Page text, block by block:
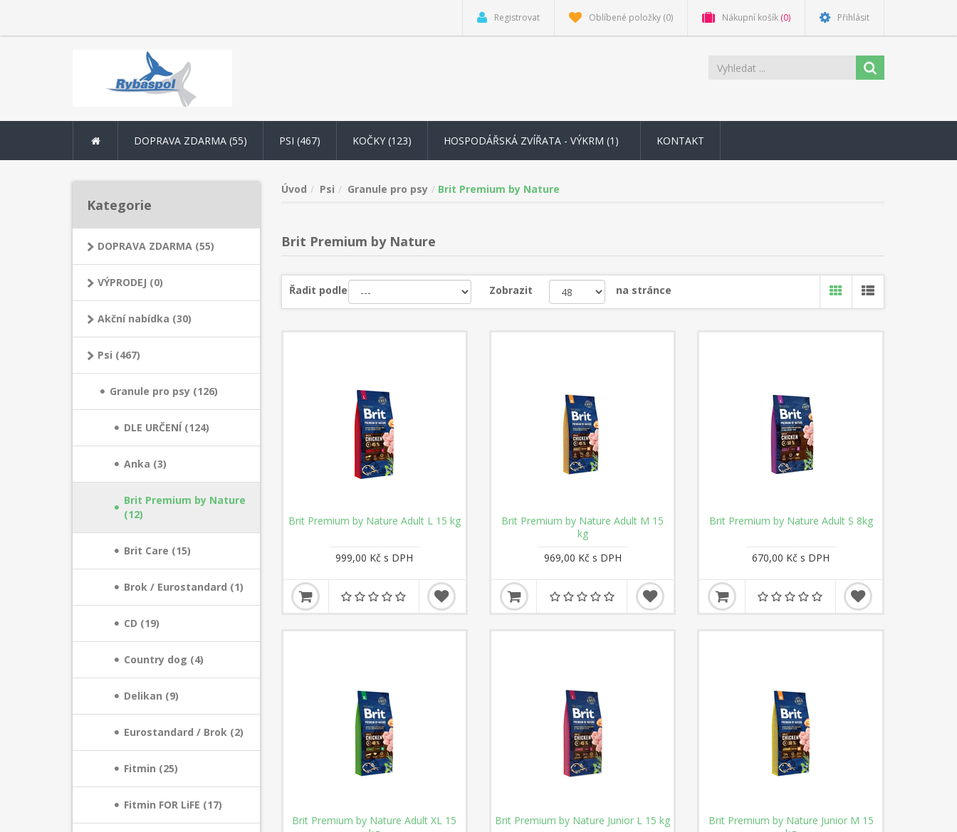
Registrovat Oblíbené položky (0) Nákupní košík (0) Přihlásit
DOPRAVA ZDARMA (55) PSI (467) KOČKY (123) HOSPODÁŘSKÁ ZVÍŘATA - VÝKRM (1) KONTAKT
Kategorie
DOPRAVA ZDARMA (55)
VÝPRODEJ (0)
Akční nabídka (30)
Psi (467)
Granule pro psy (126)
DLE URČENÍ (124)
Anka (3)
Brit Premium by Nature
(12)
Brit Care (15)
Brok / Eurostandard (1)
CD (19)
Country dog (4)
Delikan (9)
Eurostandard / Brok (2)
Fitmin (25)
Fitmin FOR LiFE (17)
Úvod Psi Granule pro psy Brit Premium by Nature
Brit Premium by Nature
Řadit podle Zobrazit na stránce
Brit Premium by Nature Adult L 15 kg
999,00 Kč s DPH
Brit Premium by Nature Adult M 15
kg
969,00 Kč s DPH
Brit Premium by Nature Adult S 8kg
670,00 Kč s DPH
Brit Premium by Nature Adult XL 15
Brit Premium by Nature Junior L 15 kg
Brit Premium by Nature Junior M 15